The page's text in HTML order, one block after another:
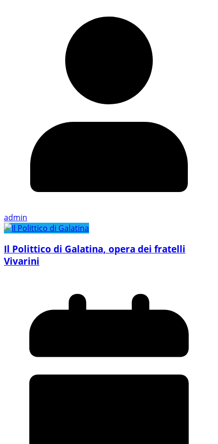
admin
Il Polittico di Galatina, opera dei fratelli
Vivarini